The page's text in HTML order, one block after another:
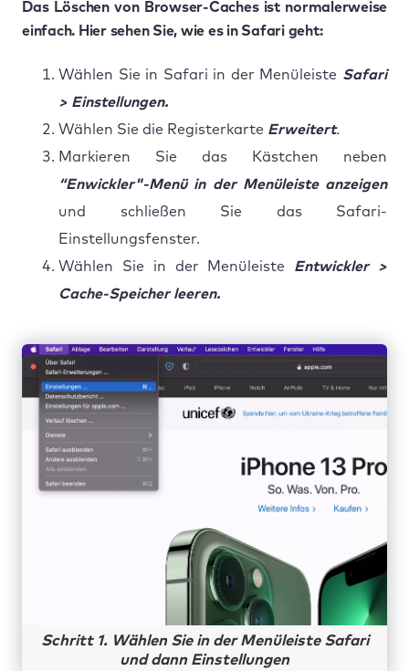
Das Löschen von Browser-Caches ist normalerweise
einfach. Hier sehen Sie, wie es in Safari geht:
Wählen Sie in Safari in der Menüleiste Safari
> Einstellungen.
Wählen Sie die Registerkarte Erweitert.
Markieren Sie das Kästchen neben
“Enwickler"-Menü in der Menüleiste anzeigen
und schließen Sie das Safari-
Einstellungsfenster.
Wählen Sie in der Menüleiste Entwickler >
Cache-Speicher leeren.
Schritt 1. Wählen Sie in der Menüleiste Safari
und dann Einstellungen